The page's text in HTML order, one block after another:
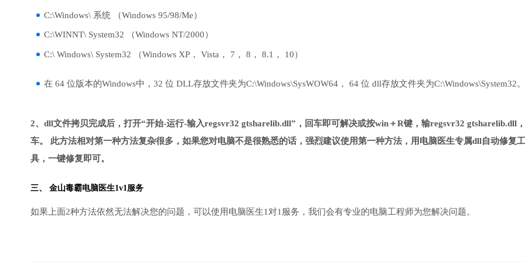
C:\Windows\ 系统 （Windows 95/98/Me）
C:\WINNT\ System32 （Windows NT/2000）
C:\ Windows\ System32 （Windows XP， Vista， 7， 8， 8.1， 10）
在 64 位版本的Windows中，32 位 DLL存放文件夹为C:\Windows\SysWOW64， 64 位 dll存放文件夹为C:\Windows\System32。
2、dll文件拷贝完成后，打开“开始-运行-输入regsvr32 gtsharelib.dll”，回车即可解决或按win＋R键，输regsvr32 gtsharelib.dll
车。 此方法相对第一种方法复杂很多，如果您对电脑不是很熟悉的话，强烈建议使用第一种方法，用电脑医生专属dll自动修复工
具，一键修复即可。
三、 金山毒霸电脑医生1v1服务
如果上面2种方法依然无法解决您的问题，可以使用电脑医生1对1服务，我们会有专业的电脑工程师为您解决问题。